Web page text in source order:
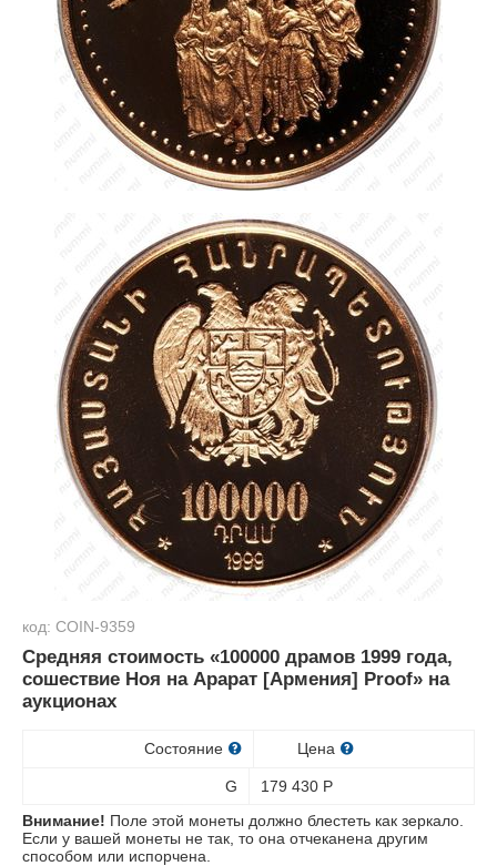
код: COIN-9359
Средняя стоимость «100000 драмов 1999 года,
сошествие Ноя на Арарат [Армения] Proof» на
аукционах
Состояние Цена
G 179 430 Р
Внимание! Поле этой монеты должно блестеть как зеркало.
Если у вашей монеты не так, то она отчеканена другим
способом или испорчена.